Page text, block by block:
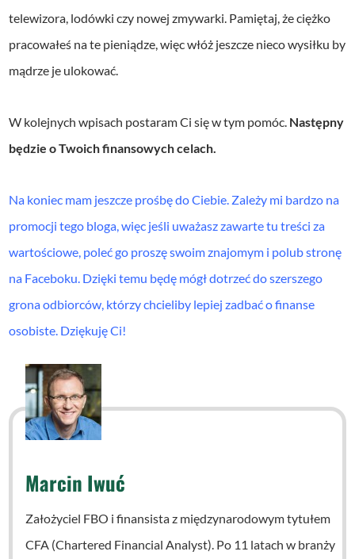
telewizora, lodówki czy nowej zmywarki. Pamiętaj, że ciężko
pracowałeś na te pieniądze, więc włóż jeszcze nieco wysiłku by
mądrze je ulokować.
W kolejnych wpisach postaram Ci się w tym pomóc. Następny
będzie o Twoich finansowych celach.
Na koniec mam jeszcze prośbę do Ciebie. Zależy mi bardzo na
promocji tego bloga, więc jeśli uważasz zawarte tu treści za
wartościowe, poleć go proszę swoim znajomym i polub stronę
na Faceboku. Dzięki temu będę mógł dotrzeć do szerszego
grona odbiorców, którzy chcieliby lepiej zadbać o finanse
osobiste. Dziękuję Ci!
Marcin Iwuć
Założyciel FBO i finansista z międzynarodowym tytułem
CFA (Chartered Financial Analyst). Po 11 latach w branży